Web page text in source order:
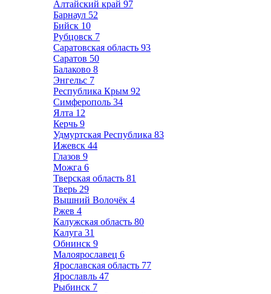
Алтайский край 97
Барнаул 52
Бийск 10
Рубцовск 7
Саратовская область 93
Саратов 50
Балаково 8
Энгельс 7
Республика Крым 92
Симферополь 34
Ялта 12
Керчь 9
Удмуртская Республика 83
Ижевск 44
Глазов 9
Можга 6
Тверская область 81
Тверь 29
Вышний Волочёк 4
Ржев 4
Калужская область 80
Калуга 31
Обнинск 9
Малоярославец 6
Ярославская область 77
Ярославль 47
Рыбинск 7